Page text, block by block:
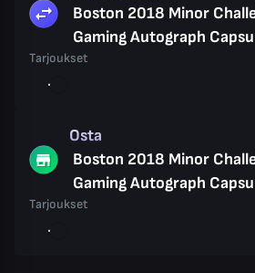
Boston 2018 Minor
Gaming Autograph
Tarjoukset
Osta
Boston 2018 Minor
Gaming Autograph
Tarjoukset